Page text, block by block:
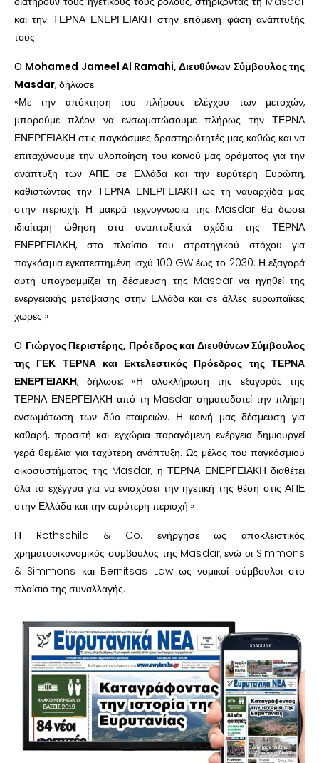
και την ΤΕΡΝΑ ΕΝΕΡΓΕΙΑΚΗ στην επόμενη φάση ανάπτυξής
τους.
Ο Mohamed Jameel Al Ramahi, Διευθύνων Σύμβουλος της
Masdar, δήλωσε:
«Με την απόκτηση του πλήρους ελέγχου των μετοχών,
μπορούμε πλέον να ενσωματώσουμε πλήρως την ΤΕΡΝΑ
ΕΝΕΡΓΕΙΑΚΗ στις παγκόσμιες δραστηριότητές μας καθώς και να
επιταχύνουμε την υλοποίηση του κοινού μας οράματος για την
ανάπτυξη των ΑΠΕ σε Ελλάδα και την ευρύτερη Ευρώπη,
καθιστώντας την ΤΕΡΝΑ ΕΝΕΡΓΕΙΑΚΗ ως τη ναυαρχίδα μας
στην περιοχή. Η μακρά τεχνογνωσία της Masdar θα δώσει
ιδιαίτερη ώθηση στα αναπτυξιακά σχέδια της ΤΕΡΝΑ
ΕΝΕΡΓΕΙΑΚΗ, στο πλαίσιο του στρατηγικού στόχου για
παγκόσμια εγκατεστημένη ισχύ 100 GW έως το 2030. Η εξαγορά
αυτή υπογραμμίζει τη δέσμευση της Masdar να ηγηθεί της
ενεργειακής μετάβασης στην Ελλάδα και σε άλλες ευρωπαϊκές
χώρες.»
Ο Γιώργος Περιστέρης, Πρόεδρος και Διευθύνων Σύμβουλος
της ΓΕΚ ΤΕΡΝΑ και Εκτελεστικός Πρόεδρος της ΤΕΡΝΑ
ΕΝΕΡΓΕΙΑΚΗ, δήλωσε: «Η ολοκλήρωση της εξαγοράς της
ΤΕΡΝΑ ΕΝΕΡΓΕΙΑΚΗ από τη Masdar σηματοδοτεί την πλήρη
ενσωμάτωση των δύο εταιρειών. Η κοινή μας δέσμευση για
καθαρή, προσιτή και εγχώρια παραγόμενη ενέργεια δημιουργεί
γερά θεμέλια για ταχύτερη ανάπτυξη. Ως μέλος του παγκόσμιου
οικοσυστήματος της Masdar, η ΤΕΡΝΑ ΕΝΕΡΓΕΙΑΚΗ διαθέτει
όλα τα εχέγγυα για να ενισχύσει την ηγετική της θέση στις ΑΠΕ
στην Ελλάδα και την ευρύτερη περιοχή.»
Η Rothschild & Co. ενήργησε ως αποκλειστικός
χρηματοοικονομικός σύμβουλος της Masdar, ενώ οι Simmons
& Simmons και Bernitsas Law ως νομικοί σύμβουλοι στο
πλαίσιο της συναλλαγής.